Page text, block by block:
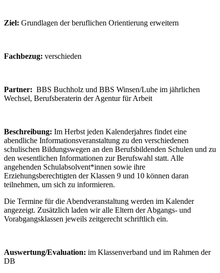
Ziel: Grundlagen der beruflichen Orientierung erweitern
Fachbezug: verschieden
Partner: BBS Buchholz und BBS Winsen/Luhe im jährlichen
Wechsel, Berufsberaterin der Agentur für Arbeit
Beschreibung: Im Herbst jeden Kalenderjahres findet eine
abendliche Informationsveranstaltung zu den verschiedenen
schulischen Bildungswegen an den Berufsbildenden Schulen und zu
den wesentlichen Informationen zur Berufswahl statt. Alle
angehenden Schulabsolvent*innen sowie ihre
Erziehungsberechtigten der Klassen 9 und 10 können daran
teilnehmen, um sich zu informieren.
Die Termine für die Abendveranstaltung werden im Kalender
angezeigt. Zusätzlich laden wir alle Eltern der Abgangs- und
Vorabgangsklassen jeweils zeitgerecht schriftlich ein.
Auswertung/Evaluation: im Klassenverband und im Rahmen der
DB